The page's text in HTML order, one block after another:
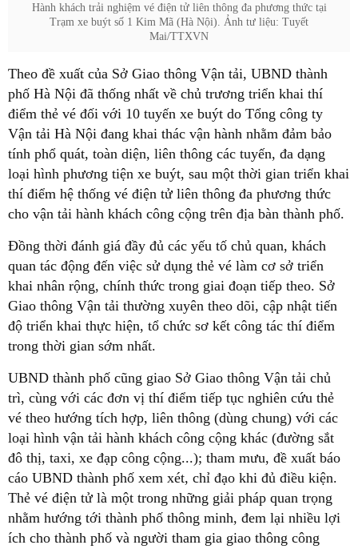
Hành khách trải nghiệm vé điện tử liên thông đa phương thức tại
Trạm xe buýt số 1 Kim Mã (Hà Nội). Ảnh tư liệu: Tuyết
Mai/TTXVN
Theo đề xuất của Sở Giao thông Vận tải, UBND thành
phố Hà Nội đã thống nhất về chủ trương triển khai thí
điểm thẻ vé đối với 10 tuyến xe buýt do Tổng công ty
Vận tải Hà Nội đang khai thác vận hành nhằm đảm bảo
tính phổ quát, toàn diện, liên thông các tuyến, đa dạng
loại hình phương tiện xe buýt, sau một thời gian triển khai
thí điểm hệ thống vé điện tử liên thông đa phương thức
cho vận tải hành khách công cộng trên địa bàn thành phố.
Đồng thời đánh giá đầy đủ các yếu tố chủ quan, khách
quan tác động đến việc sử dụng thẻ vé làm cơ sở triển
khai nhân rộng, chính thức trong giai đoạn tiếp theo. Sở
Giao thông Vận tải thường xuyên theo dõi, cập nhật tiến
độ triển khai thực hiện, tổ chức sơ kết công tác thí điểm
trong thời gian sớm nhất.
UBND thành phố cũng giao Sở Giao thông Vận tải chủ
trì, cùng với các đơn vị thí điểm tiếp tục nghiên cứu thẻ
vé theo hướng tích hợp, liên thông (dùng chung) với các
loại hình vận tải hành khách công cộng khác (đường sắt
đô thị, taxi, xe đạp công cộng...); tham mưu, đề xuất báo
cáo UBND thành phố xem xét, chỉ đạo khi đủ điều kiện.
Thẻ vé điện tử là một trong những giải pháp quan trọng
nhằm hướng tới thành phố thông minh, đem lại nhiều lợi
ích cho thành phố và người tham gia giao thông công